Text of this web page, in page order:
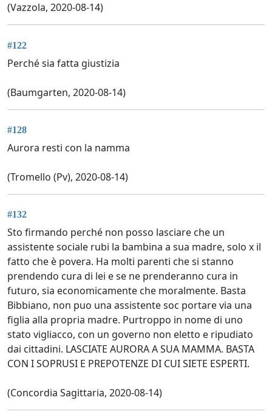
(Vazzola, 2020-08-14)
#122
Perché sia fatta giustizia
(Baumgarten, 2020-08-14)
#128
Aurora resti con la namma
(Tromello (Pv), 2020-08-14)
#132
Sto firmando perché non posso lasciare che un
assistente sociale rubi la bambina a sua madre, solo x il
fatto che è povera. Ha molti parenti che si stanno
prendendo cura di lei e se ne prenderanno cura in
futuro, sia economicamente che moralmente. Basta
Bibbiano, non puo una assistente soc portare via una
figlia alla propria madre. Purtroppo in nome di uno
stato vigliacco, con un governo non eletto e ripudiato
dai cittadini. LASCIATE AURORA A SUA MAMMA. BASTA
CON I SOPRUSI E PREPOTENZE DI CUI SIETE ESPERTI.
(Concordia Sagittaria, 2020-08-14)